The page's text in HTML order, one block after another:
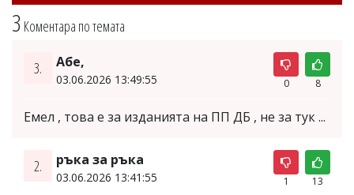
3 Коментара по темата
3. Абе,
03.06.2026 13:49:55 0 8
Емел , това е за изданията на ПП ДБ , не за тук ...
2. ръка за ръка
03.06.2026 13:41:55 1 13